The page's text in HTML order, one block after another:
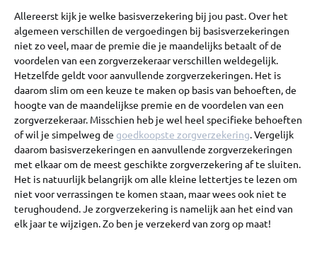
Allereerst kijk je welke basisverzekering bij jou past. Over het
algemeen verschillen de vergoedingen bij basisverzekeringen
niet zo veel, maar de premie die je maandelijks betaalt of de
voordelen van een zorgverzekeraar verschillen weldegelijk.
Hetzelfde geldt voor aanvullende zorgverzekeringen. Het is
daarom slim om een keuze te maken op basis van behoeften, de
hoogte van de maandelijkse premie en de voordelen van een
zorgverzekeraar. Misschien heb je wel heel specifieke behoeften
of wil je simpelweg de goedkoopste zorgverzekering. Vergelijk
daarom basisverzekeringen en aanvullende zorgverzekeringen
met elkaar om de meest geschikte zorgverzekering af te sluiten.
Het is natuurlijk belangrijk om alle kleine lettertjes te lezen om
niet voor verrassingen te komen staan, maar wees ook niet te
terughoudend. Je zorgverzekering is namelijk aan het eind van
elk jaar te wijzigen. Zo ben je verzekerd van zorg op maat!